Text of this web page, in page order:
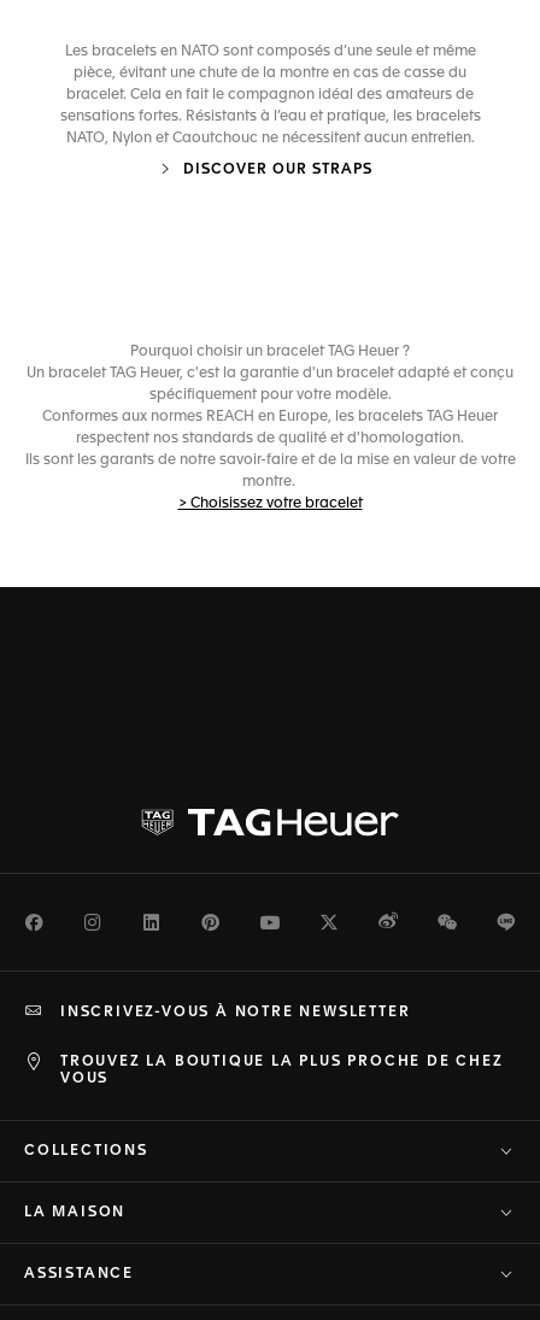
Les bracelets en NATO sont composés d’une seule et même
pièce, évitant une chute de la montre en cas de casse du
bracelet. Cela en fait le compagnon idéal des amateurs de
sensations fortes. Résistants à l’eau et pratique, les bracelets
NATO, Nylon et Caoutchouc ne nécessitent aucun entretien.
DISCOVER OUR STRAPS
Pourquoi choisir un bracelet TAG Heuer ?
Un bracelet TAG Heuer, c'est la garantie d'un bracelet adapté et conçu
spécifiquement pour votre modèle.
Conformes aux normes REACH en Europe, les bracelets TAG Heuer
respectent nos standards de qualité et d'homologation.
Ils sont les garants de notre savoir-faire et de la mise en valeur de votre
montre.
> Choisissez votre bracelet
FacebookInstagramLinkedInPinterestYoutubeTwitterWeiboWeChat
TROUVEZ LA BOUTIQUE LA PLUS PROCHE DE CHEZ
VOUS
INSCRIVEZ-VOUS À NOTRE NEWSLETTER
COLLECTIONS
LA MAISON
ASSISTANCE